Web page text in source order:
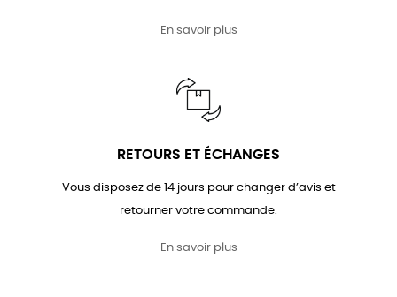
En savoir plus
RETOURS ET ÉCHANGES
Vous disposez de 14 jours pour changer d’avis et
retourner votre commande.
En savoir plus